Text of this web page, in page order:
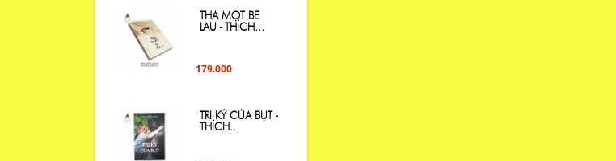
THẢ MỘT BÈ
LAU - THÍCH...
179.000
TRI KỶ CỦA BỤT -
THÍCH...